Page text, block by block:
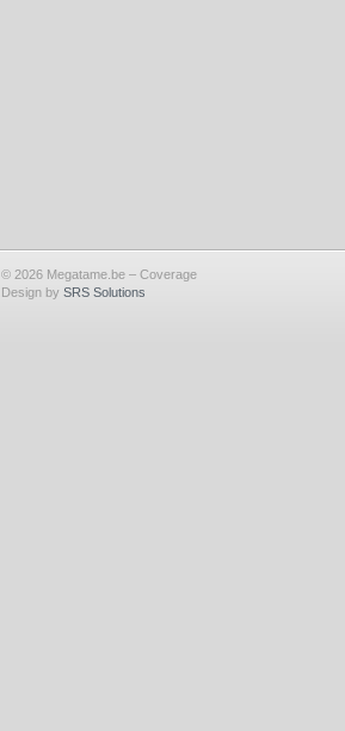
© 2026 Megatame.be – Coverage
Design by SRS Solutions